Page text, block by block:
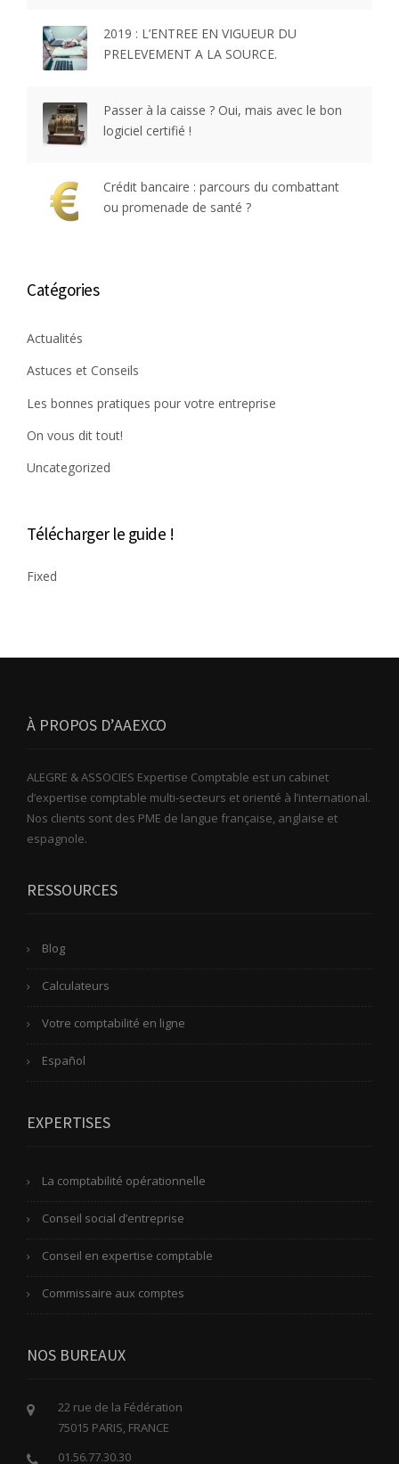
2019 : L’ENTREE EN VIGUEUR DU
PRELEVEMENT A LA SOURCE.
Passer à la caisse ? Oui, mais avec le bon
logiciel certifié !
Crédit bancaire : parcours du combattant
ou promenade de santé ?
Catégories
Actualités
Astuces et Conseils
Les bonnes pratiques pour votre entreprise
On vous dit tout!
Uncategorized
Télécharger le guide !
Fixed
À PROPOS D’AAEXCO
ALEGRE & ASSOCIES Expertise Comptable est un cabinet
d’expertise comptable multi-secteurs et orienté à l’international.
Nos clients sont des PME de langue française, anglaise et
espagnole.
RESSOURCES
Blog
Calculateurs
Votre comptabilité en ligne
Español
EXPERTISES
La comptabilité opérationnelle
Conseil social d’entreprise
Conseil en expertise comptable
Commissaire aux comptes
NOS BUREAUX
22 rue de la Fédération
75015 PARIS, FRANCE
01.56.77.30.30